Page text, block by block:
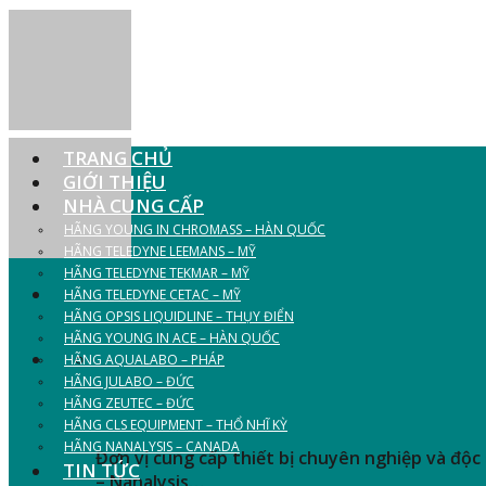
CUNG CẤP THIẾT BỊ
MÔI TRƯỜNG
Đơn vị cung cấp thiết bị chuyên nghiệp và
TRANG CHỦ
GIỚI THIỆU
NHÀ CUNG CẤP
HÃNG YOUNG IN CHROMASS – HÀN QUỐC
HÃNG TELEDYNE LEEMANS – MỸ
HÃNG TELEDYNE TEKMAR – MỸ
HÃNG TELEDYNE CETAC – MỸ
HÃNG OPSIS LIQUIDLINE – THỤY ĐIỂN
HÃNG YOUNG IN ACE – HÀN QUỐC
HÃNG AQUALABO – PHÁP
HÃNG JULABO – ĐỨC
HÃNG ZEUTEC – ĐỨC
HÃNG CLS EQUIPMENT – THỔ NHĨ KỲ
HÃNG NANALYSIS – CANADA
TIN TỨC